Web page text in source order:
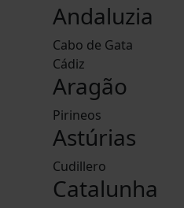
Andaluzia
Cabo de Gata
Cádiz
Aragão
Pirineos
Astúrias
Cudillero
Catalunha